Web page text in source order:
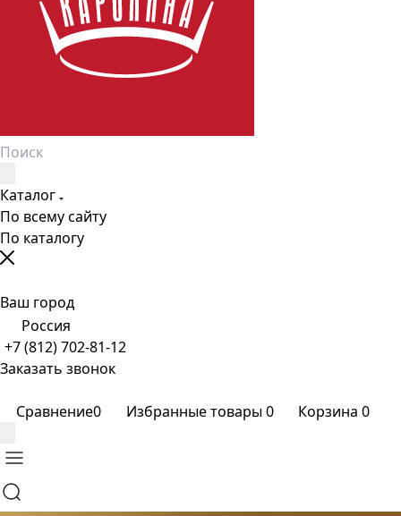
Каталог
По всему сайту
По каталогу
Ваш город
Россия
+7 (812) 702-81-12
Заказать звонок
Сравнение0 Избранные товары0 Корзина 0